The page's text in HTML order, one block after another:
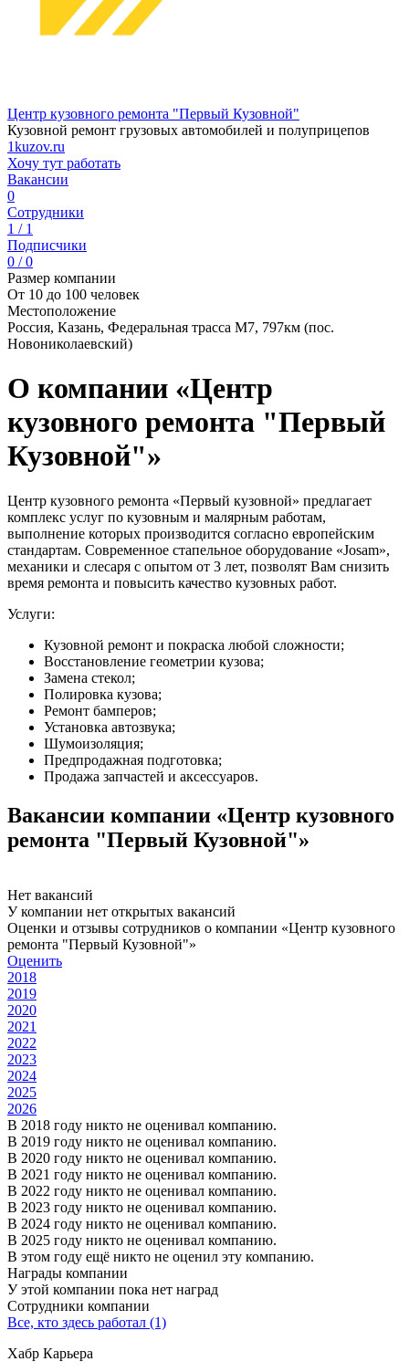
Центр кузовного ремонта "Первый Кузовной"
Кузовной ремонт грузовых автомобилей и полуприцепов
1kuzov.ru
Хочу тут работать
Вакансии
0
Сотрудники
1 / 1
Подписчики
0 / 0
Размер компании
От 10 до 100 человек
Местоположение
Россия, Казань, Федеральная трасса М7, 797км (пос.
Новониколаевский)
О компании «Центр
кузовного ремонта "Первый
Кузовной"»
Центр кузовного ремонта «Первый кузовной» предлагает
комплекс услуг по кузовным и малярным работам,
выполнение которых производится согласно европейским
стандартам. Современное стапельное оборудование «Josam»,
механики и слесаря с опытом от 3 лет, позволят Вам снизить
время ремонта и повысить качество кузовных работ.
Услуги:
Кузовной ремонт и покраска любой сложности;
Восстановление геометрии кузова;
Замена стекол;
Полировка кузова;
Ремонт бамперов;
Установка автозвука;
Шумоизоляция;
Предпродажная подготовка;
Продажа запчастей и аксессуаров.
Вакансии компании «Центр кузовного
ремонта "Первый Кузовной"»
Нет вакансий
У компании нет открытых вакансий
Оценки и отзывы сотрудников о компании «Центр кузовного
ремонта "Первый Кузовной"»
Оценить
2018
2019
2020
2021
2022
2023
2024
2025
2026
В 2018 году никто не оценивал компанию.
В 2019 году никто не оценивал компанию.
В 2020 году никто не оценивал компанию.
В 2021 году никто не оценивал компанию.
В 2022 году никто не оценивал компанию.
В 2023 году никто не оценивал компанию.
В 2024 году никто не оценивал компанию.
В 2025 году никто не оценивал компанию.
В этом году ещё никто не оценил эту компанию.
Награды компании
У этой компании пока нет наград
Сотрудники компании
Все, кто здесь работал (1)
Хабр Карьера